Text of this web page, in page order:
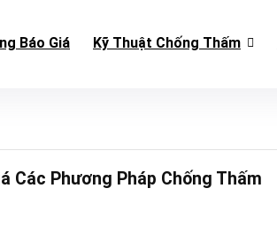
Báo Giá Kỹ Thuật Chống Thấm
Các Phương Pháp Chống Thấm